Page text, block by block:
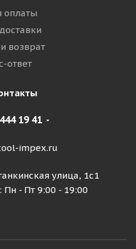
оплаты
возврат
ответ
19 41
impex.ru
улица, 1с1
- Пт 9:00 - 19:00